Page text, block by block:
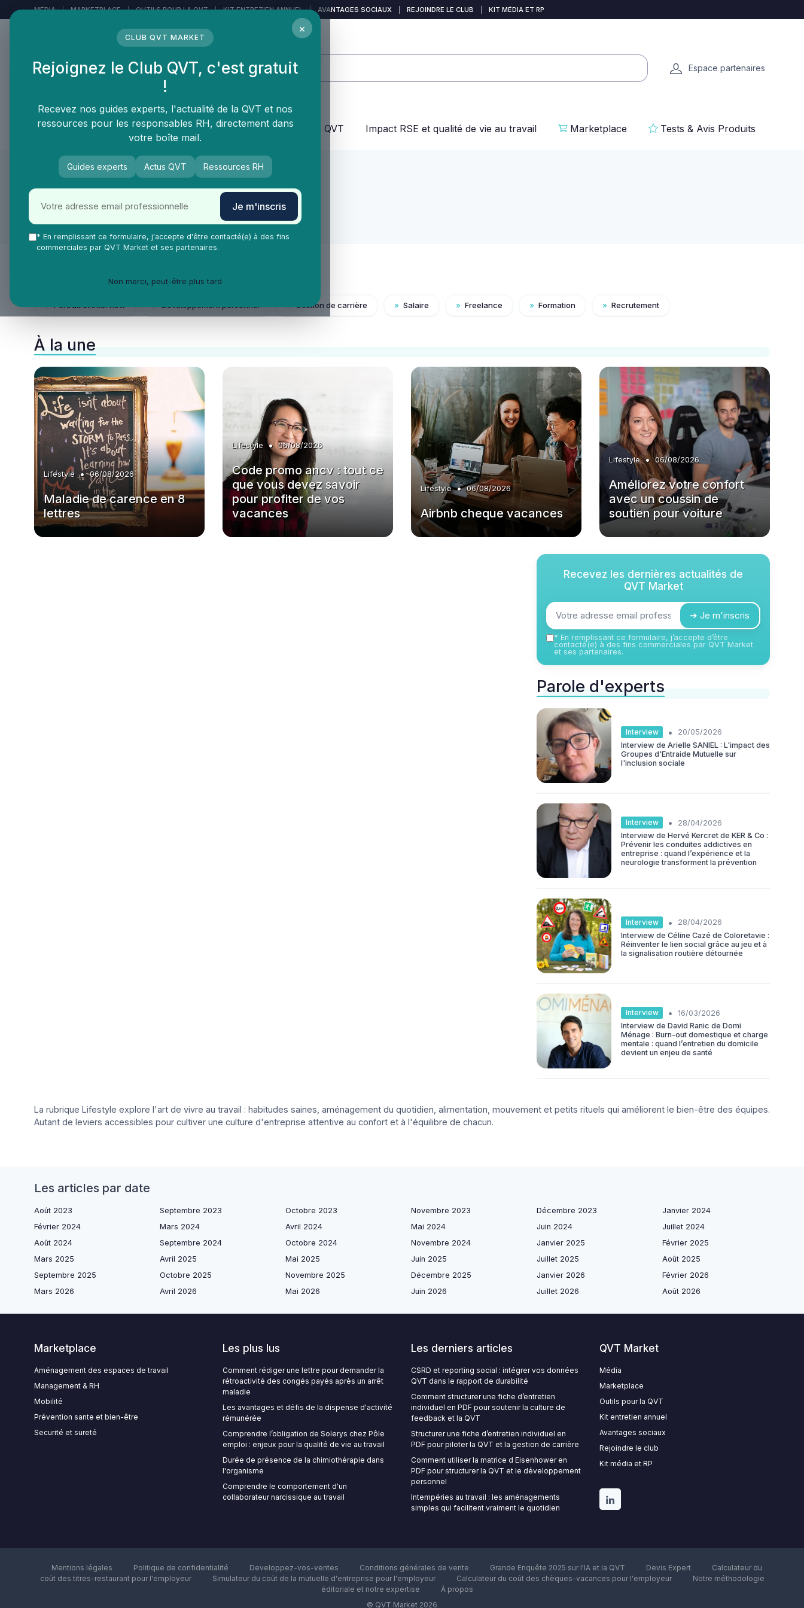
MÉDIA | MARKETPLACE | OUTILS POUR LA QVT | KIT ENTRETIEN ANNUEL | AVANTAGES SOCIAUX REJOINDRE LE CLUB KIT MÉDIA ET RP
LE MÉDIA DES
Espace partenaires
Vie Ma Vie dans la QVT Tendances QVT Enjeux dans la QVT Impact RSE et qualité de vie au travail Marketplace Tests & Avis Produits
QVT Market Vie Ma Vie dans la QVT
Blog
Lifestyle
Accéder aux autres catégories Vie Ma Vie dans la QVT :
» Portrait et interview » Développement personnel » Gestion de carrière » Salaire » Freelance » Formation » Recrutement
À la une
Lifestyle • 06/08/2026
Maladie de carence en 8
lettres
Lifestyle • 06/08/2026
Code promo ancv : tout ce
que vous devez savoir
pour profiter de vos
vacances
Lifestyle • 06/08/2026
Airbnb cheque vacances
Lifestyle • 06/08/2026
Améliorez votre confort
avec un coussin de
soutien pour voiture
Recevez les dernières actualités de
QVT Market
➔ Je m'inscris
* En remplissant ce formulaire, j’accepte d’être
contacté(e) à des fins commerciales par QVT Market
et ses partenaires.
Parole d'experts
Interview •
20/05/2026
Interview de Arielle SANIEL : L'impact des
Groupes d'Entraide Mutuelle sur
l'inclusion sociale
Interview •
28/04/2026
Interview de Hervé Kercret de KER & Co :
Prévenir les conduites addictives en
entreprise : quand l’expérience et la
neurologie transforment la prévention
Interview •
28/04/2026
Interview de Céline Cazé de Coloretavie :
Réinventer le lien social grâce au jeu et à
la signalisation routière détournée
Interview •
16/03/2026
Interview de David Ranic de Domi
Ménage : Burn-out domestique et charge
mentale : quand l’entretien du domicile
devient un enjeu de santé
La rubrique Lifestyle explore l'art de vivre au travail : habitudes saines, aménagement du quotidien, alimentation, mouvement et petits rituels qui améliorent le bien-être des équipes.
Autant de leviers accessibles pour cultiver une culture d'entreprise attentive au confort et à l'équilibre de chacun.
Les articles par date
Août 2023 Septembre 2023 Octobre 2023 Novembre 2023 Décembre 2023
Janvier 2024
Février 2024
Mars 2024 Avril 2024 Mai 2024 Juin 2024
Juillet 2024
Août 2024
Septembre 2024 Octobre 2024 Novembre 2024 Janvier 2025
Février 2025
Mars 2025
Avril 2025 Mai 2025 Juin 2025 Juillet 2025
Août 2025
Septembre 2025
Octobre 2025 Novembre 2025 Décembre 2025 Janvier 2026
Février 2026
Mars 2026
Avril 2026 Mai 2026 Juin 2026 Juillet 2026 Août 2026
Marketplace
Aménagement des espaces de travail
Management & RH
Mobilité
Prévention sante et bien-être
Securité et sureté
Les plus lus
Comment rédiger une lettre pour demander la
rétroactivité des congés payés après un arrêt
maladie
Les avantages et défis de la dispense d'activité
rémunérée
Comprendre l’obligation de Solerys chez Pôle
emploi : enjeux pour la qualité de vie au travail
Durée de présence de la chimiothérapie dans
l'organisme
Comprendre le comportement d'un
collaborateur narcissique au travail
Les derniers articles
CSRD et reporting social : intégrer vos données
QVT dans le rapport de durabilité
Comment structurer une fiche d’entretien
individuel en PDF pour soutenir la culture de
feedback et la QVT
Structurer une fiche d’entretien individuel en
PDF pour piloter la QVT et la gestion de carrière
Comment utiliser la matrice d Eisenhower en
PDF pour structurer la QVT et le développement
personnel
Intempéries au travail : les aménagements
simples qui facilitent vraiment le quotidien
QVT Market
Média
Marketplace
Outils pour la QVT
Kit entretien annuel
Avantages sociaux
Rejoindre le club
Kit média et RP
Mentions légales Politique de confidentialité Developpez-vos-ventes Conditions générales de vente Grande Enquête 2025 sur l'IA et la QVT Devis Expert
Calculateur du
coût des titres-restaurant pour l'employeur
Simulateur du coût de la mutuelle d'entreprise pour l'employeur Calculateur du coût des chèques-vacances pour l'employeur
Notre méthodologie
éditoriale et notre expertise
À propos
© QVT Market 2026
×
CLUB QVT MARKET
Rejoignez le Club QVT, c'est gratuit
!
Recevez nos guides experts, l'actualité de la QVT et nos
ressources pour les responsables RH, directement dans
votre boîte mail.
Guides experts Actus QVT Ressources RH
Je m'inscris
* En remplissant ce formulaire, j'accepte d'être contacté(e) à des fins
commerciales par QVT Market et ses partenaires.
Non merci, peut-être plus tard
Panneau de gestion des cookies